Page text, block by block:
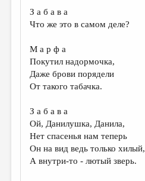
З а б а в а
Что же это в самом деле?
М а р ф а
Покутил надормочка,
Даже брови порядели
От такого табачка.
З а б а в а
Ой, Данилушка, Данила,
Нет спасенья нам теперь
Он на вид ведь только хилый,
А внутри-то - лютый зверь.